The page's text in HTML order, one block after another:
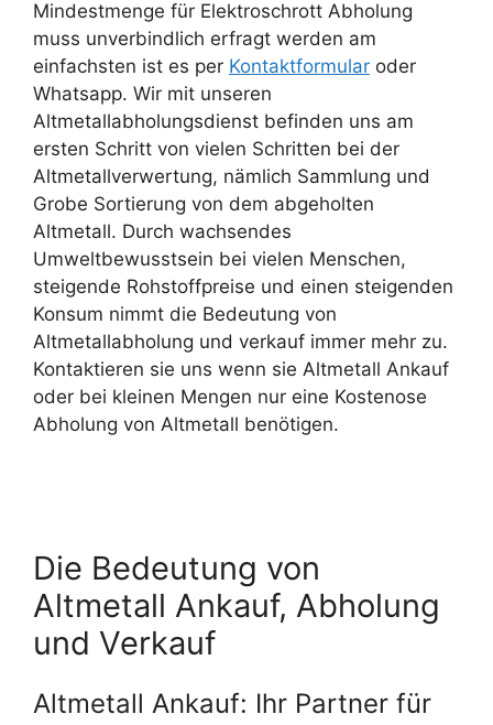
Mindestmenge für Elektroschrott Abholung
muss unverbindlich erfragt werden am
einfachsten ist es per Kontaktformular oder
Whatsapp. Wir mit unseren
Altmetallabholungsdienst befinden uns am
ersten Schritt von vielen Schritten bei der
Altmetallverwertung, nämlich Sammlung und
Grobe Sortierung von dem abgeholten
Altmetall. Durch wachsendes
Umweltbewusstsein bei vielen Menschen,
steigende Rohstoffpreise und einen steigenden
Konsum nimmt die Bedeutung von
Altmetallabholung und verkauf immer mehr zu.
Kontaktieren sie uns wenn sie Altmetall Ankauf
oder bei kleinen Mengen nur eine Kostenose
Abholung von Altmetall benötigen.
Die Bedeutung von
Altmetall Ankauf, Abholung
und Verkauf
Altmetall Ankauf: Ihr Partner für